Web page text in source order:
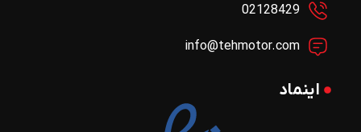
02128429
info@tehmotor.com
اینماد